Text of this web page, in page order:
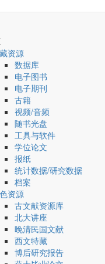
资源
数据库
电子图书
电子期刊
古籍
视频/音频
随书光盘
工具与软件
学位论文
报纸
统计数据/研究数据
档案
资源
古文献资源库
北大讲座
晚清民国文献
西文特藏
博后研究报告